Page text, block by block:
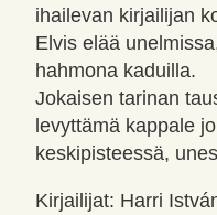
ihailevan kirjailijan
Elvis elää
hahmona kaduilla.
Jokaisen tarinan
levyttämä kappale
keskipisteessä,
Kirjailijat: Harri